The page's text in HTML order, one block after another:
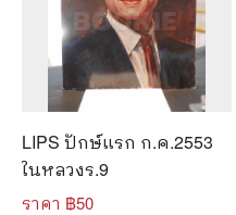
LIPS ปักษ์แรก ก.ค.2553
ในหลวงร.9
ราคา ฿50